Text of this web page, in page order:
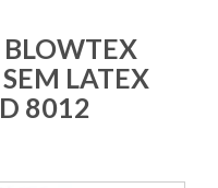
BLOWTEX
LATEX
8012